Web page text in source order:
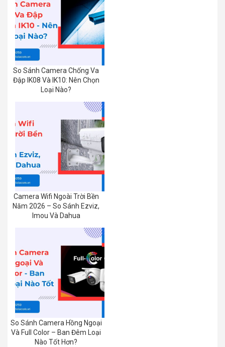
So Sánh Camera Chống Va
Đập IK08 Và IK10: Nên Chọn
Loại Nào?
Camera Wifi Ngoài Trời Bền
Năm 2026 – So Sánh Ezviz,
Imou Và Dahua
So Sánh Camera Hồng Ngoại
Và Full Color – Ban Đêm Loại
Nào Tốt Hơn?